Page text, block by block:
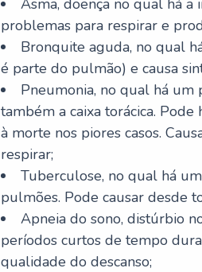
Asma, doença no qual há a
problemas para respirar e
Bronquite aguda, no qual
é parte do pulmão) e causa
Pneumonia, no qual há um
também a caixa torácica.
à morte nos piores casos.
respirar;
Tuberculose, no qual há
pulmões. Pode causar desde
Apneia do sono, distúrbio
períodos curtos de tempo
qualidade do descanso;